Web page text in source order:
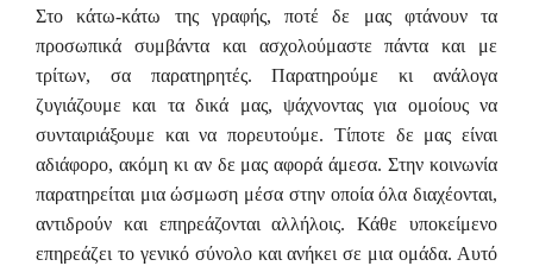
Στο κάτω-κάτω της γραφής, ποτέ δε μας φτάνουν τα
προσωπικά συμβάντα και ασχολούμαστε πάντα και με
τρίτων, σα παρατηρητές. Παρατηρούμε κι ανάλογα
ζυγιάζουμε και τα δικά μας, ψάχνοντας για ομοίους να
συνταιριάξουμε και να πορευτούμε. Τίποτε δε μας είναι
αδιάφορο, ακόμη κι αν δε μας αφορά άμεσα. Στην κοινωνία
παρατηρείται μια ώσμωση μέσα στην οποία όλα διαχέονται,
αντιδρούν και επηρεάζονται αλλήλοις. Κάθε υποκείμενο
επηρεάζει το γενικό σύνολο και ανήκει σε μια ομάδα. Αυτό